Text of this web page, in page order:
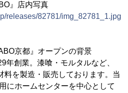
』店内写真
releases/82781/img_82781_1.jpg
京都』オープンの背景
創業。漆喰・モルタルなど、
料を製造・販売しております。当
にホームセンターを中心として